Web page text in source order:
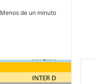
Menos de un minuto